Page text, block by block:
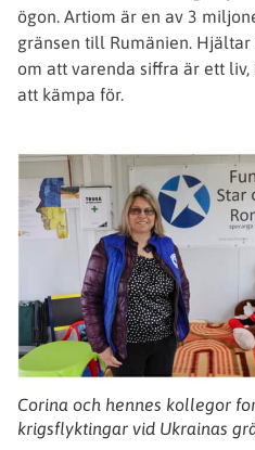
ögon. Artiom är en av 3
gränsen till Rumänien. Hjältar
om att varenda siffra är ett
att kämpa för.
Corina och hennes kollegor
krigsflyktingar vid Ukrainas